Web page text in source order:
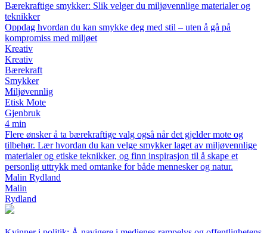
Bærekraftige smykker: Slik velger du miljøvennlige materialer og
teknikker
Oppdag hvordan du kan smykke deg med stil – uten å gå på
kompromiss med miljøet
Kreativ
Kreativ
Bærekraft
Smykker
Miljøvennlig
Etisk Mote
Gjenbruk
4 min
Flere ønsker å ta bærekraftige valg også når det gjelder mote og
tilbehør. Lær hvordan du kan velge smykker laget av miljøvennlige
materialer og etiske teknikker, og finn inspirasjon til å skape et
personlig uttrykk med omtanke for både mennesker og natur.
Malin Rydland
Malin
Rydland